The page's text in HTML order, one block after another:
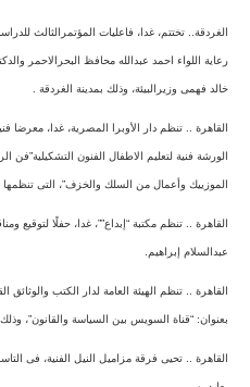
الغردقة.. تختتم، غدا، فاعليات المؤتمرالثالث
رعاية اللواء احمد عبدالله محافظ البحرالاحمر
خالد فهمى وزيرالبيئة، وذلك بمدينة الغردقة .
القاهرة .. تنظم دار الأوبرا المصرية، غدا، معرضا
الورشة فنية لتعليم الاطفال الفنون
الموزييك وأعمال من السلك والخزف”، التى تنظمها
القاهرة .. تنظم مكتبة “إبداع””، غدا، حفلًا لتوقيع
عبدالسلام إبراهيم.
القاهرة .. تنظم الهيئة العامة لدار الكتب
بعنوان: “قناة السويس بين السياسة والقانون”،
القاهرة .. تحيى فرقة مزاميل النيل الفنية، فى